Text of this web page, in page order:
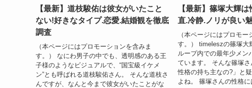
【最新】道枝駿佑は彼女がいたこと
ない!好きなタイプ.恋愛.結婚観を徹底
調査
（本ページにはプロモーションを含みま
す。） なにわ男子の中でも、透明感のある王
子様のようなビジュアルで、“国宝級イケメ
ン”とも呼ばれる道枝駿佑さん。 そんな道枝さ
んですが、なんと今まで彼女がいたことがな
【最新】篠塚大輝
直.冷静.ノリが良い
（本ページにはプロモー
す。） timeleszの篠塚大
ループ内での最年少メン
ています。 そんな篠塚
性格の持ち主なの?」と
よね。 篠塚さんの性格に